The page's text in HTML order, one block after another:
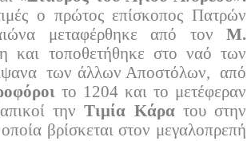
ο πρώτος επίσκοπος Πατρών
μεταφέρθηκε από τον Μ.
και τοποθετήθηκε στο ναό των
των άλλων Αποστόλων, από
το 1204 και το μετέφεραν
τηνΤιμία Κάρατου στην
βρίσκεται στον μεγαλοπρεπή